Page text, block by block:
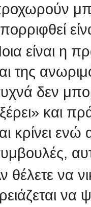
είναι η
της
δεν
και
κρίνει ενώ
θέλετε να
να